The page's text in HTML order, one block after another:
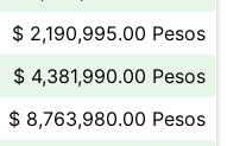
$ 2,190,995.00 Pesos
$ 4,381,990.00 Pesos
$ 8,763,980.00 Pesos